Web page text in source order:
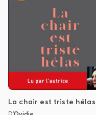
La chair est triste hélas